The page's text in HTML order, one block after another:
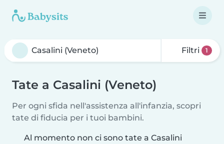
Filtri 1
Tate a Casalini (Veneto)
Per ogni sfida nell'assistenza all'infanzia, scopri
tate di fiducia per i tuoi bambini.
Al momento non ci sono tate a Casalini